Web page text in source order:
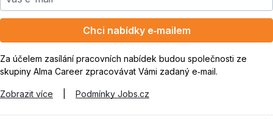
Chci nabídky e‑mailem
Za účelem zasílání pracovních nabídek budou společnosti ze
skupiny Alma Career zpracovávat Vámi zadaný e‑mail.
Zobrazit více Podmínky Jobs.cz